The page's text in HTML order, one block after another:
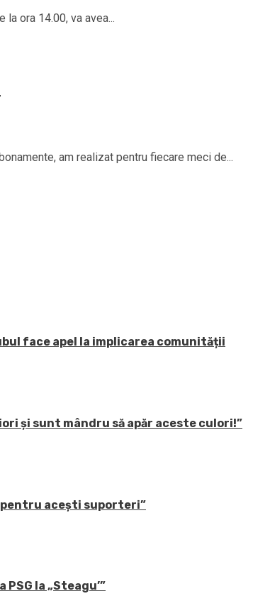
la ora 14.00, va avea...
am realizat pentru fiecare meci de...
face apel la implicarea comunității
și sunt mândru să apăr aceste culori!”
pentru acești suporteri”
la „Steagu’”